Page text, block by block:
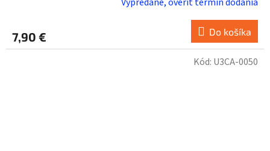
7,90 € Do košíka
Kód: U3CA-0050